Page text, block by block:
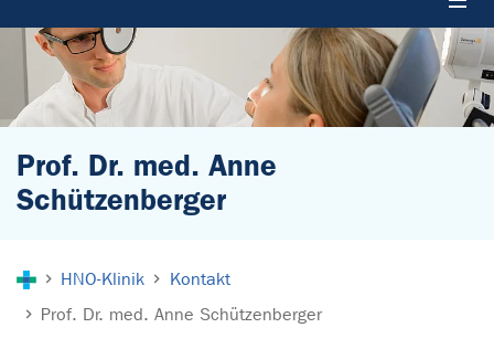
Prof. Dr. med. Anne
Schützenberger
HNO-Klinik
Kontakt
Prof. Dr. med. Anne Schützenberger